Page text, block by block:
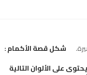
شكل قصة الأكمام
يحتوى على الألوان التالية